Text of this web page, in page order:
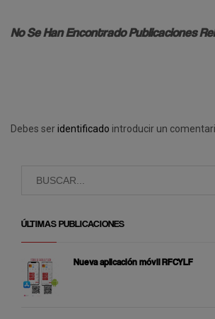
No Se Han Encontrado Publicaciones
Debes seridentificado introducir un
ÚLTIMAS PUBLICACIONES
Nueva aplicación móvil RFCYLF